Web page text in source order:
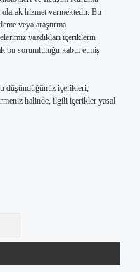
olarak hizmet vermektedir. Bu
veya araştırma
yazdıkları içeriklerin
bu sorumluluğu kabul etmiş
düşündüğünüz içerikleri,
halinde, ilgili içerikler yasal